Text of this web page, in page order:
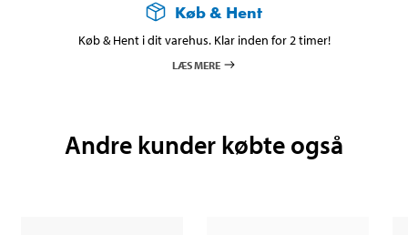
Køb & Hent
Køb & Hent i dit varehus. Klar inden for 2 timer!
LÆS MERE
Andre kunder købte også